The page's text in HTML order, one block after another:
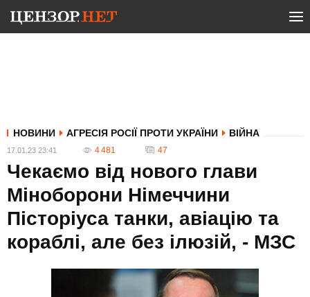
НОВИНИ АГРЕСІЯ РОСІЇ ПРОТИ УКРАЇНИ ВІЙНА
17.01.23 23:41 4 481 47
Чекаємо від нового глави
Міноборони Німеччини
Пісторіуса танки, авіацію та
кораблі, але без ілюзій, - МЗС